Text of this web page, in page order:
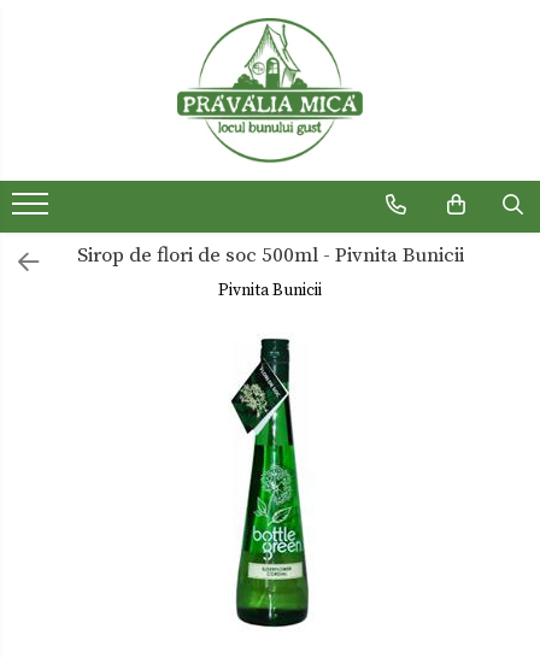
Dulceturi fara zahar
Dulciuri de casa
Sirop de flori de soc 500ml - Pivnita Bunicii
Pivnita Bunicii